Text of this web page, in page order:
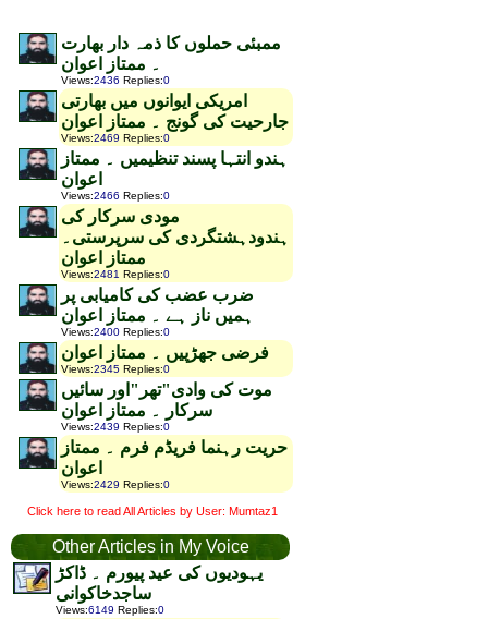
ممبئی حملوں کا ذمہ دار بھارت
۔ ممتاز اعوان
Views:2436 Replies:0
امریکی ایوانوں میں بھارتی
جارحیت کی گونج ۔ ممتاز اعوان
Views:2469 Replies:0
ہندو انتہا پسند تنظیمیں ۔ ممتاز
اعوان
Views:2466 Replies:0
مودی سرکار کی
ہندودہشتگردی کی سرپرستی۔
ممتاز اعوان
Views:2481 Replies:0
ضرب عضب کی کامیابی پر
ہمیں ناز ہے ۔ ممتاز اعوان
Views:2400 Replies:0
فرضی جھڑپیں ۔ ممتاز اعوان
Views:2345 Replies:0
موت کی وادی"تھر"اور سائیں
سرکار ۔ ممتاز اعوان
Views:2439 Replies:0
حریت رہنما فریڈم فرم ۔ ممتاز
اعوان
Views:2429 Replies:0
Click here to read All Articles by User: Mumtaz1
Other Articles in My Voice
یہودیوں کی عید پیورم ۔ ڈاکڑ
ساجدخاکوانی
Views:6149 Replies:0